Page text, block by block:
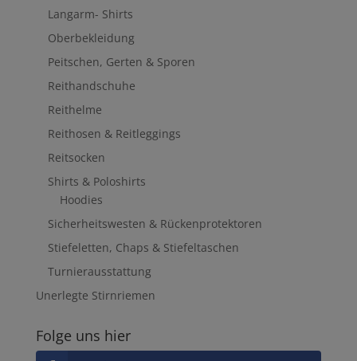
Langarm- Shirts
Oberbekleidung
Peitschen, Gerten & Sporen
Reithandschuhe
Reithelme
Reithosen & Reitleggings
Reitsocken
Shirts & Poloshirts
Hoodies
Sicherheitswesten & Rückenprotektoren
Stiefeletten, Chaps & Stiefeltaschen
Turnierausstattung
Unerlegte Stirnriemen
Folge uns hier